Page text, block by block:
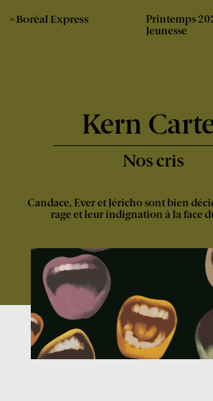
Le
Éditions
du
Printemps
Jeunesse
Kern
Nos cris
Candace, Ever et Jéricho sont bien
rage et leur indignation à la face